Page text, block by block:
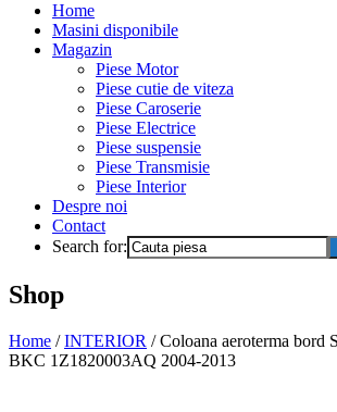
Home
Masini disponibile
Magazin
Piese Motor
Piese cutie de viteza
Piese Caroserie
Piese Electrice
Piese suspensie
Piese Transmisie
Piese Interior
Despre noi
Contact
Search for:
Shop
Home /INTERIOR / Coloana aeroterma bord
BKC 1Z1820003AQ 2004-2013